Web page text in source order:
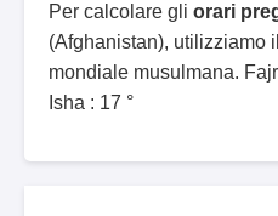
Per calcolare gli orari
(Afghanistan), utilizziamo
mondiale musulmana. Fajr
Isha : 17 °